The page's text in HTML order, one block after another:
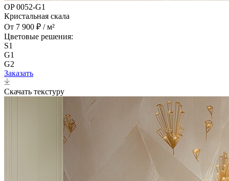
OP 0052-G1
Кристальная скала
От 7 900 ₽ / м²
Цветовые решения:
S1
G1
G2
Заказать
Скачать текстуру